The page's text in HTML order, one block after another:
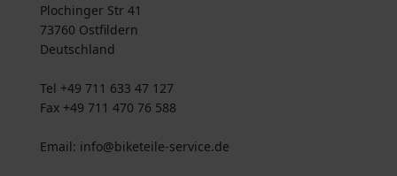
Plochinger Str 41
73760 Ostfildern
Deutschland
Tel +49 711 633 47 127
Fax +49 711 470 76 588
Email: info@biketeile-service.de